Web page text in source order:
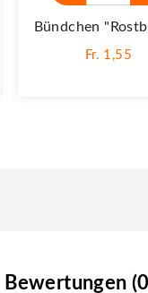
Bündchen
Fr. 1,55
Bewertungen